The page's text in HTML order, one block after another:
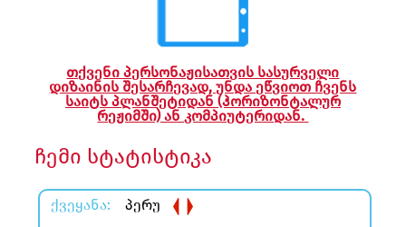
თქვენი პერსონაჟისათვის სასურველი
დიზაინის შესარჩევად, უნდა ეწვიოთ ჩვენს
საიტს პლანშეტიდან (ჰორიზონტალურ
რეჟიმში) ან კომპიუტერიდან.
ჩემი სტატისტიკა
ᲥᲕᲔᲧᲐᲜᲐ:
პერუ